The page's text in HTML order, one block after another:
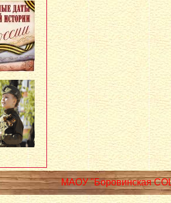
МАОУ "Боровинская